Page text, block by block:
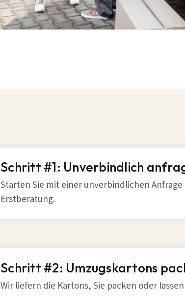
Schritt #1: Unverbindlich
Starten Sie mit einer unverbindlichen Anfrage
Erstberatung.
Schritt #2: Umzugskartons
Wir liefern die Kartons, Sie packen oder